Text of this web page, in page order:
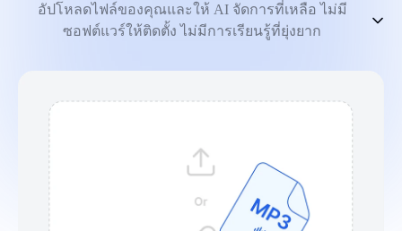
อัปโหลดไฟล์ของคุณและให้ AI จัดการที่เหลือ ไม่มี
ซอฟต์แวร์ให้ติดตั้ง ไม่มีการเรียนรู้ที่ยุ่งยาก